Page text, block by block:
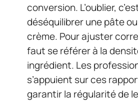
conversion. L’oublier,
déséquilibrer une pâte
crème. Pour ajuster
faut se référer à la
ingrédient. Les
s’appuient sur ces
garantir la régularité de